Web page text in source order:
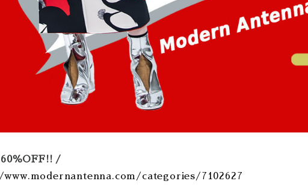
％OFF!! /
categories/7102627